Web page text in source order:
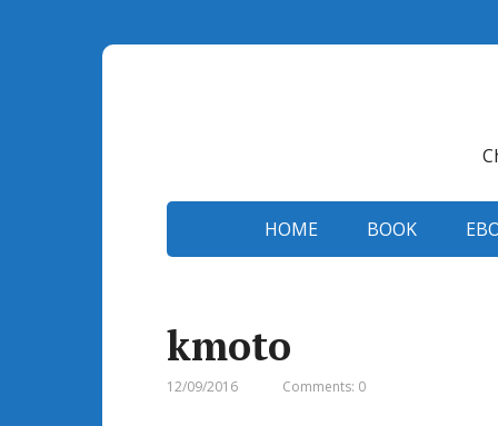
HOME BOOK
kmoto
12/09/2016 Comments: 0